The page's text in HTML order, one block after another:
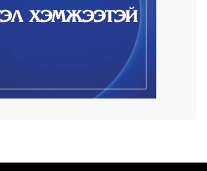
Улсын чанартай хатуу хучилттай авто